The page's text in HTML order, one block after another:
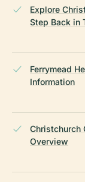
Explore
Step Back in
Ferrymead
Information
Christchurch
Overview